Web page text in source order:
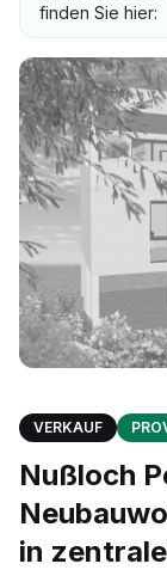
finden Sie hier:
VERKAUF
Nußloch
in